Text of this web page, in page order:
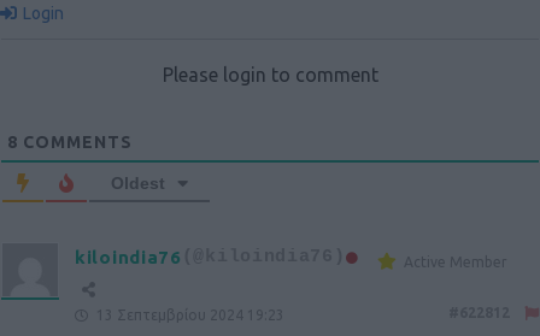
Login
Please login to comment
8 COMMENTS
Oldest
kiloindia76 Active Member
13 Σεπτεμβρίου 2024 19:23